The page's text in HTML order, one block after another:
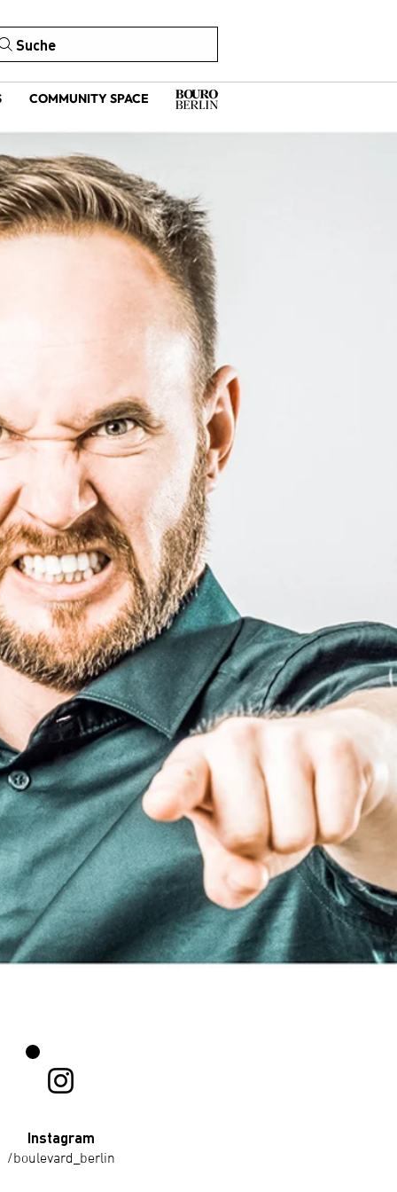
Suche
COMMUNITY SPACE
Instagram
/boulevard_berlin